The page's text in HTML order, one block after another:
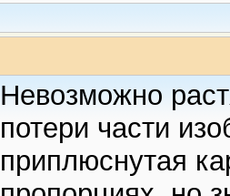
Невозможно
потери части
приплюснутая